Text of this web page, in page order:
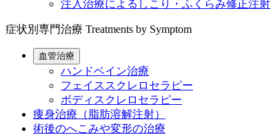
注入治療によるしこり・ふくらみ修正注射
症状別専門治療 Treatments by Symptom
血管治療
ハンドベイン治療
フェイススクレロセラピー
ボディスクレロセラピー
痩身治療（脂肪溶解注射）
術後のへこみや変形の治療